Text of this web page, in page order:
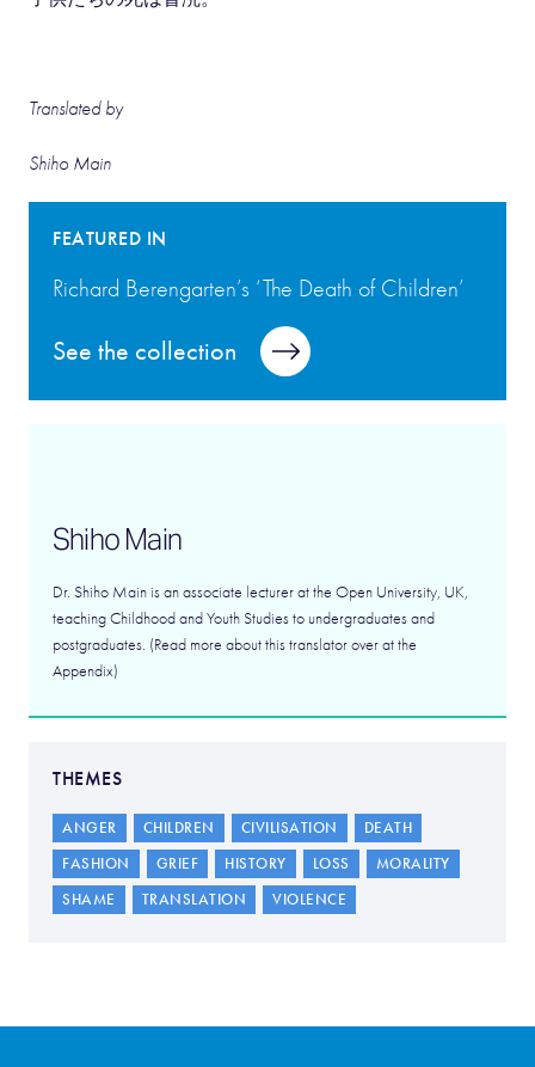
Translated by
Shiho Main
FEATURED IN
Richard Berengarten’s ‘The Death of Children’
See the collection
Shiho Main
Dr. Shiho Main is an associate lecturer at the Open University, UK,
teaching Childhood and Youth Studies to undergraduates and
postgraduates. (Read more about this translator over at the
Appendix)
THEMES
ANGER CHILDREN CIVILISATION
DEATH
FASHION
GRIEF HISTORY LOSS
MORALITY
SHAME
TRANSLATION VIOLENCE